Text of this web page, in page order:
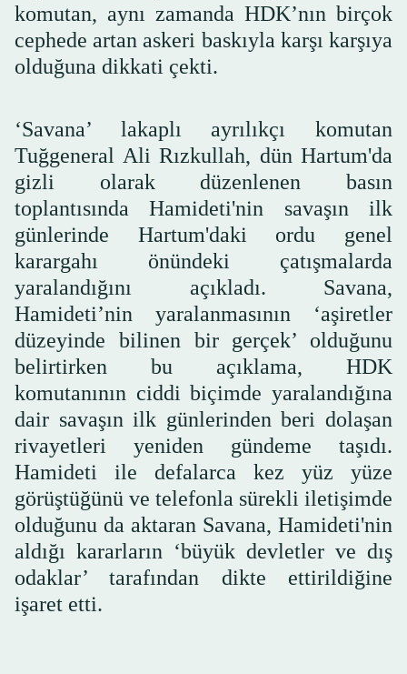
komutan, aynı zamanda HDK’nın birçok
cephede artan askeri baskıyla karşı karşıya
olduğuna dikkati çekti.
‘Savana’ lakaplı ayrılıkçı komutan
Tuğgeneral Ali Rızkullah, dün Hartum'da
gizli olarak düzenlenen basın
toplantısında Hamideti'nin savaşın ilk
günlerinde Hartum'daki ordu genel
karargahı önündeki çatışmalarda
yaralandığını açıkladı. Savana,
Hamideti’nin yaralanmasının ‘aşiretler
düzeyinde bilinen bir gerçek’ olduğunu
belirtirken bu açıklama, HDK
komutanının ciddi biçimde yaralandığına
dair savaşın ilk günlerinden beri dolaşan
rivayetleri yeniden gündeme taşıdı.
Hamideti ile defalarca kez yüz yüze
görüştüğünü ve telefonla sürekli iletişimde
olduğunu da aktaran Savana, Hamideti'nin
aldığı kararların ‘büyük devletler ve dış
odaklar’ tarafından dikte ettirildiğine
işaret etti.